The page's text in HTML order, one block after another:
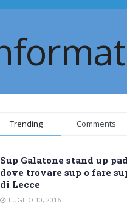
Trending Comments
Sup Galatone stand up
dove trovare sup o fare
di Lecce
LUGLIO 10, 2016